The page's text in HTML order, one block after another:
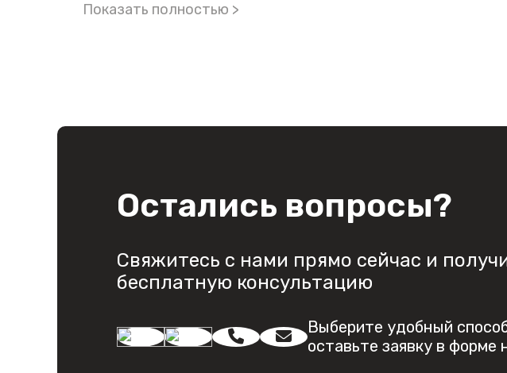
Показать полностью >
Остались вопросы?
Свяжитесь с нами прямо сейчас и
бесплатную консультацию
Выберите удобный
оставьте заявку в форме